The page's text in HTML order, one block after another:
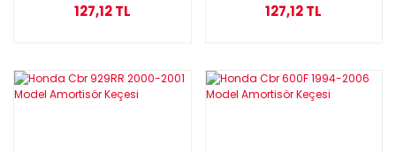
127,12 TL 127,12 TL